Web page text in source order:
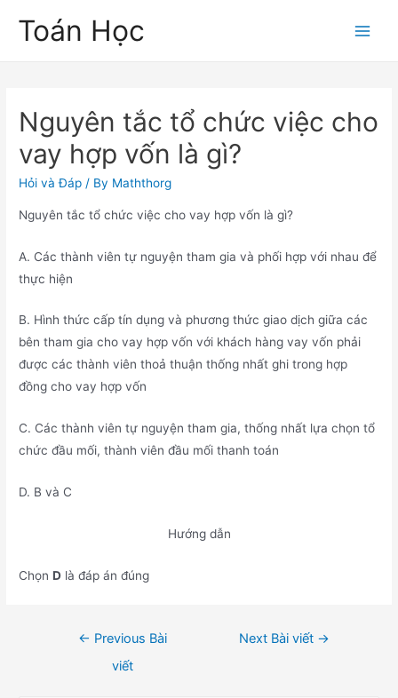
Toán Học
Nguyên tắc tổ chức việc cho
vay hợp vốn là gì?
Hỏi và Đáp / By Maththorg
Nguyên tắc tổ chức việc cho vay hợp vốn là gì?
A. Các thành viên tự nguyện tham gia và phối hợp với nhau để
thực hiện
B. Hình thức cấp tín dụng và phương thức giao dịch giữa các
bên tham gia cho vay hợp vốn với khách hàng vay vốn phải
được các thành viên thoả thuận thống nhất ghi trong hợp
đồng cho vay hợp vốn
C. Các thành viên tự nguyện tham gia, thống nhất lựa chọn tổ
chức đầu mối, thành viên đầu mối thanh toán
D. B và C
Hướng dẫn
ChọnD là đáp án đúng
← Previous Bài
viết
Next Bài viết →